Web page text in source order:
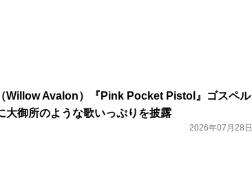
Willow Avalon）『Pink Pocket Pistol』ゴスペル
大御所のような歌いっぷりを披露
2026年07月28日